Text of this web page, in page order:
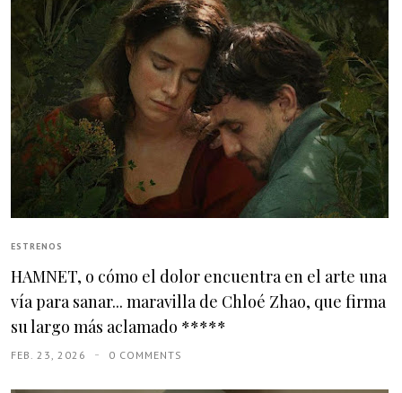
ESTRENOS
HAMNET, o cómo el dolor encuentra en el arte una
vía para sanar... maravilla de Chloé Zhao, que firma
su largo más aclamado *****
FEB. 23, 2026 0 COMMENTS